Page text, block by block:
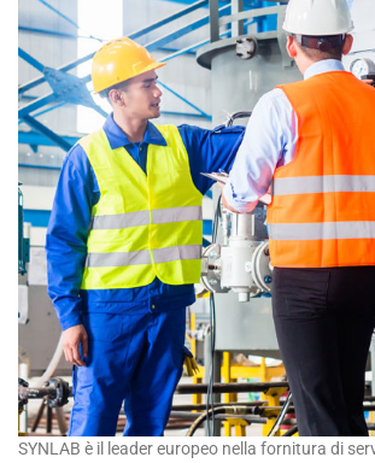
SYNLAB è il leader europeo nella fornitura di